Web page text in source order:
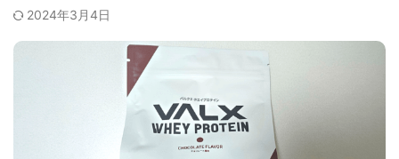
2024年3月4日